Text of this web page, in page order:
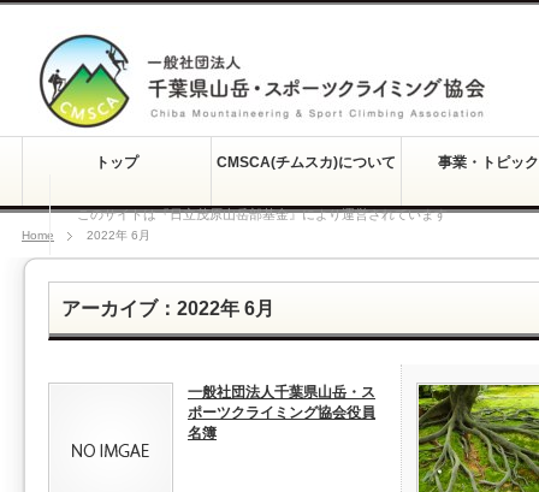
このサイトは『日立茂原山岳部基金』により運営されています
トップ CMSCA(チムスカ)について 事業・トピッ
Home 2022年 6月
アーカイブ：2022年 6月
一般社団法人千葉県山岳・ス
ポーツクライミング協会役員
名簿